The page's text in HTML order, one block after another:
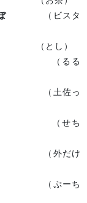
うつぼ
（ビスタ
風情
（とし）
と酒
（るる
旅行
（土佐っ
れず
（せち
ます
（外だけ
トに
（ぷーち